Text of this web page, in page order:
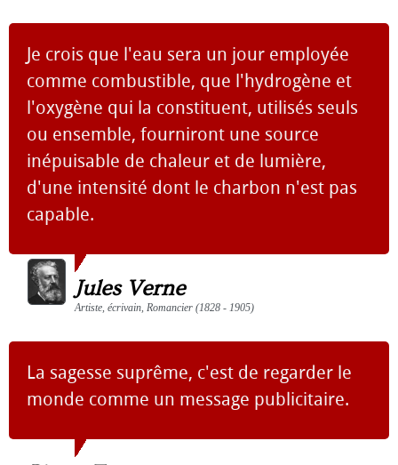
Je crois que l'eau sera un jour employée
comme combustible, que l'hydrogène et
l'oxygène qui la constituent, utilisés seuls
ou ensemble, fourniront une source
inépuisable de chaleur et de lumière,
d'une intensité dont le charbon n'est pas
capable.
Jules Verne
Artiste, écrivain, Romancier (1828 - 1905)
La sagesse suprême, c'est de regarder le
monde comme un message publicitaire.